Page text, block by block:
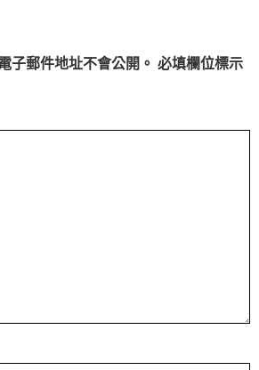
子郵件地址不會公開。 必填欄位標示